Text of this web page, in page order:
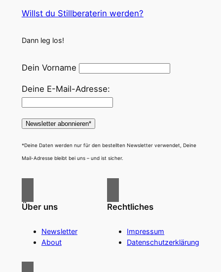
Willst du Stillberaterin werden?
Dann leg los!
Dein Vorname
Deine E-Mail-Adresse:
*Deine Daten werden nur für den bestellten Newsletter verwendet, Deine
Mail-Adresse bleibt bei uns – und ist sicher.
Über uns
Newsletter
About
Rechtliches
Impressum
Datenschutzerklärung